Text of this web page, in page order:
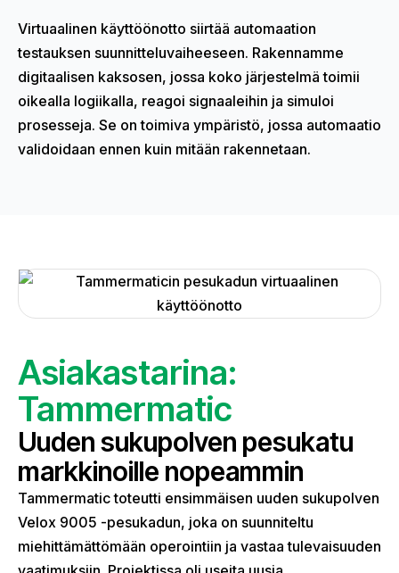
Virtuaalinen käyttöönotto siirtää automaation
testauksen suunnitteluvaiheeseen. Rakennamme
digitaalisen kaksosen, jossa koko järjestelmä toimii
oikealla logiikalla, reagoi signaaleihin ja simuloi
prosesseja. Se on toimiva ympäristö, jossa automaatio
validoidaan ennen kuin mitään rakennetaan.
Asiakastarina:
Tammermatic
Uuden sukupolven pesukatu
markkinoille nopeammin
Tammermatic toteutti ensimmäisen uuden sukupolven
Velox 9005 -pesukadun, joka on suunniteltu
miehittämättömään operointiin ja vastaa tulevaisuuden